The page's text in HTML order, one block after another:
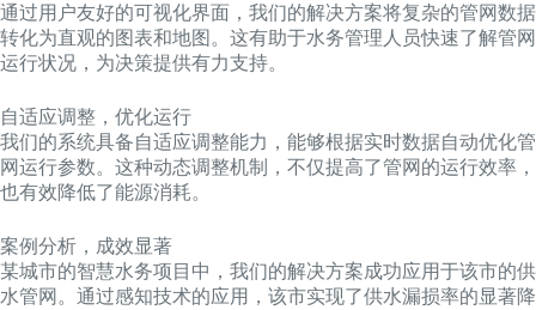
通过用户友好的可视化界面，我们的解决方案将复杂的管网数据
转化为直观的图表和地图。这有助于水务管理人员快速了解管网
运行状况，为决策提供有力支持。
自适应调整，优化运行
我们的系统具备自适应调整能力，能够根据实时数据自动优化管
网运行参数。这种动态调整机制，不仅提高了管网的运行效率，
也有效降低了能源消耗。
案例分析，成效显著
某城市的智慧水务项目中，我们的解决方案成功应用于该市的供
水管网。通过感知技术的应用，该市实现了供水漏损率的显著降